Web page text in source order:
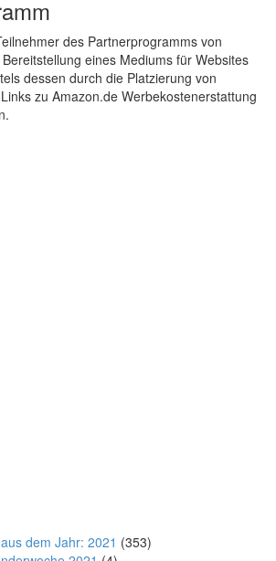
des Partnerprogramms von
eines Mediums für Websites
dessen durch die Platzierung von
zu Amazon.de Werbekostenerstattung
dem Jahr: 2021 (353)